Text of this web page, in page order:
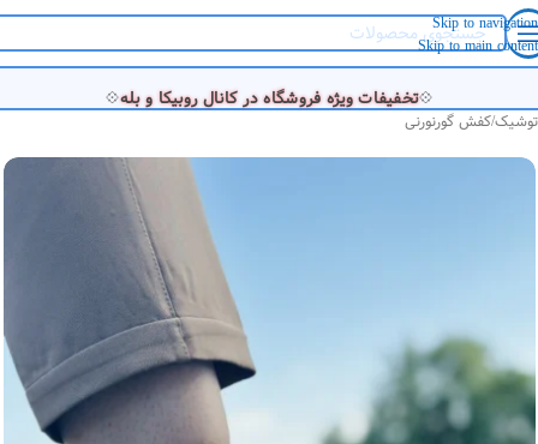
Skip to navigation
Skip to main content
💠تخفیفات ویژه فروشگاه در کانال روبیکا و بله💠
توشیک/کفش گورنورنی